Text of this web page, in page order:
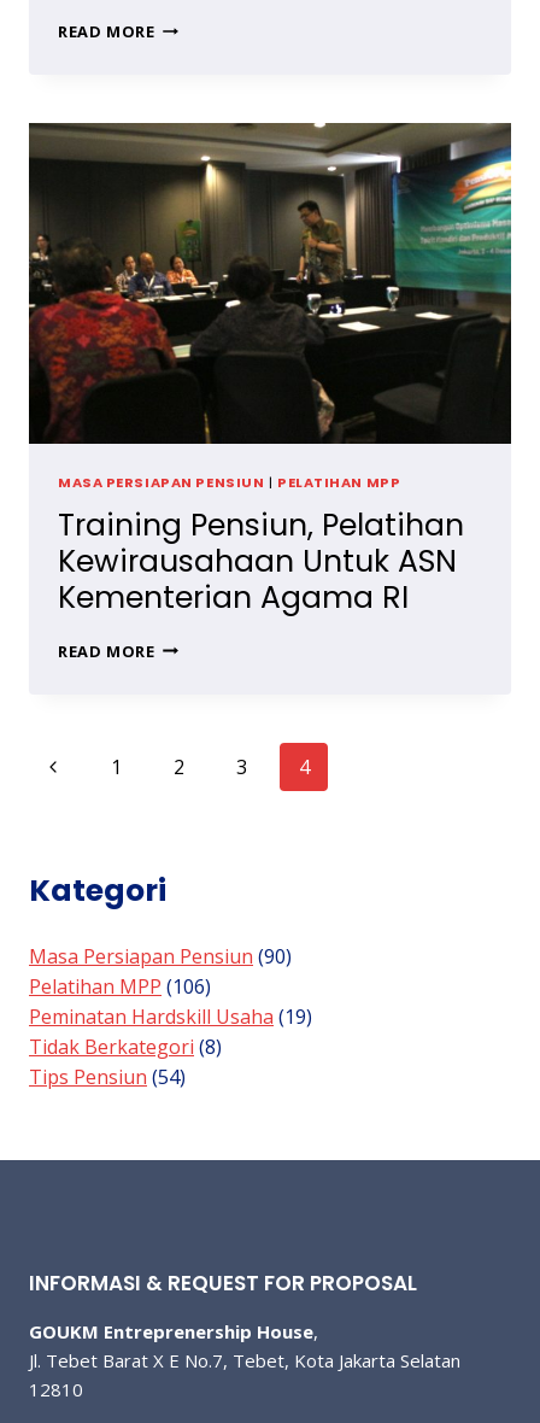
READ MOREPERSIAPAN
STABIL,
RENCANAKAN
TUJUAN
BARU
MASA
PENSIUN!
MASA PERSIAPAN PENSIUN | PELATIHAN MPP
Training Pensiun, Pelatihan
Kewirausahaan Untuk ASN
Kementerian Agama RI
READ MORETRAINING
ASN
Page
Previous1 2 3 4
Kategori
Masa Persiapan Pensiun (90)
Pelatihan MPP (106)
Peminatan Hardskill Usaha (19)
Tidak Berkategori (8)
Tips Pensiun (54)
INFORMASI & REQUEST FOR PROPOSAL
GOUKM Entreprenership House,
Jl. Tebet Barat X E No.7, Tebet, Kota Jakarta Selatan
12810